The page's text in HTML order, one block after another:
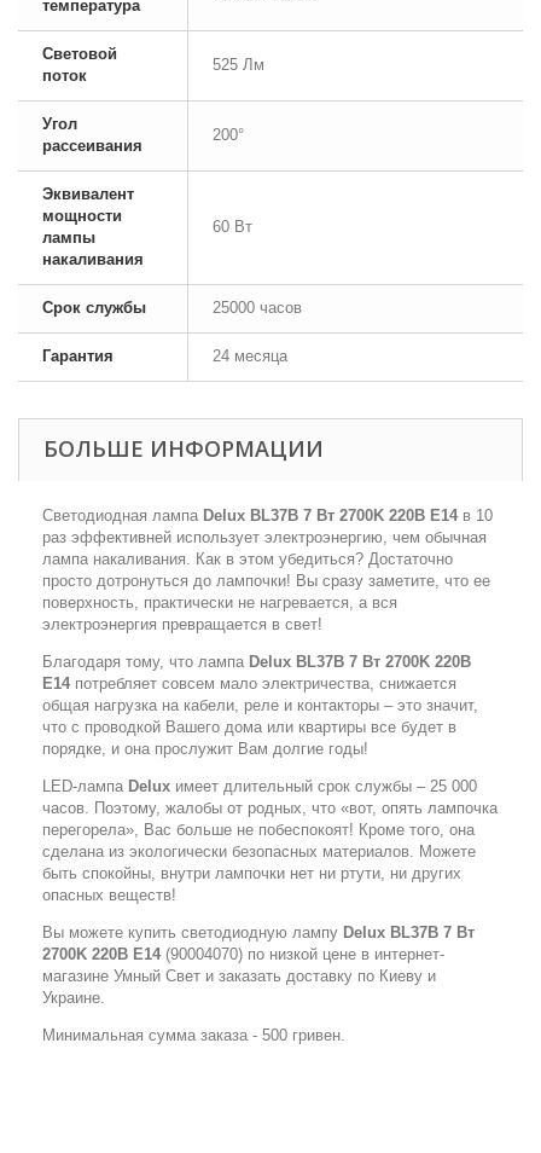
температура
Световой
поток
525 Лм
Угол
рассеивания
200°
Эквивалент
мощности
лампы
накаливания
60 Вт
Срок службы 25000 часов
Гарантия 24 месяца
БОЛЬШЕ ИНФОРМАЦИИ
Светодиодная лампа Delux BL37B 7 Вт 2700K 220В E14 в 10
раз эффективней использует электроэнергию, чем обычная
лампа накаливания. Как в этом убедиться? Достаточно
просто дотронуться до лампочки! Вы сразу заметите, что ее
поверхность, практически не нагревается, а вся
электроэнергия превращается в свет!
Благодаря тому, что лампа Delux BL37B 7 Вт 2700K 220В
E14 потребляет совсем мало электричества, снижается
общая нагрузка на кабели, реле и контакторы – это значит,
что с проводкой Вашего дома или квартиры все будет в
порядке, и она прослужит Вам долгие годы!
LED-лампа Delux имеет длительный срок службы – 25 000
часов. Поэтому, жалобы от родных, что «вот, опять лампочка
перегорела», Вас больше не побеспокоят! Кроме того, она
сделана из экологически безопасных материалов. Можете
быть спокойны, внутри лампочки нет ни ртути, ни других
опасных веществ!
Вы можете купить светодиодную лампу Delux BL37B 7 Вт
2700K 220В E14 (90004070) по низкой цене в интернет-
магазине Умный Свет и заказать доставку по Киеву и
Украине.
Минимальная сумма заказа - 500 гривен.